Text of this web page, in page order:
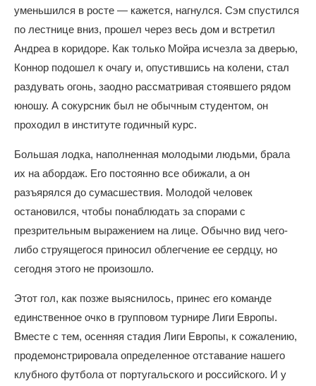
уменьшился в росте — кажется, нагнулся. Сэм спустился
по лестнице вниз, прошел через весь дом и встретил
Андреа в коридоре. Как только Мойра исчезла за дверью,
Коннор подошел к очагу и, опустившись на колени, стал
раздувать огонь, заодно рассматривая стоявшего рядом
юношу. А сокурсник был не обычным студентом, он
проходил в институте годичный курс.
Большая лодка, наполненная молодыми людьми, брала
их на абордаж. Его постоянно все обижали, а он
разъярялся до сумасшествия. Молодой человек
остановился, чтобы понаблюдать за спорами с
презрительным выражением на лице. Обычно вид чего-
либо струящегося приносил облегчение ее сердцу, но
сегодня этого не произошло.
Этот гол, как позже выяснилось, принес его команде
единственное очко в групповом турнире Лиги Европы.
Вместе с тем, осенняя стадия Лиги Европы, к сожалению,
продемонстрировала определенное отставание нашего
клубного футбола от португальского и российского. И у